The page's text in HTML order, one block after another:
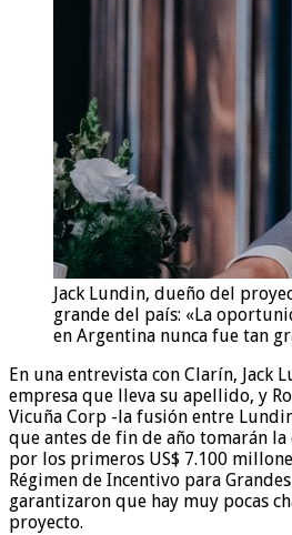
Jack Lundin, dueño del
grande del país: «La
en Argentina nunca fue tan
En una entrevista con Clarín, Jack
empresa que lleva su apellido, y
Vicuña Corp -la fusión entre
que antes de fin de año tomarán
por los primeros US$ 7.100
Régimen de Incentivo para
garantizaron que hay muy pocas
proyecto.